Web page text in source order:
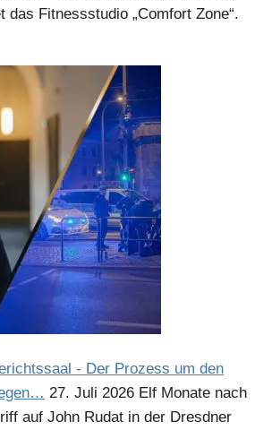
das Fitnessstudio „Comfort Zone“.
- Der Prozess um den
27. Juli 2026 Elf Monate nach
auf John Rudat in der Dresdner